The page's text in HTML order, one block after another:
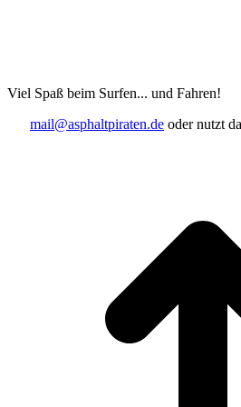
Viel Spaß beim Surfen... und Fahren!
mail@asphaltpiraten.de oder nutzt